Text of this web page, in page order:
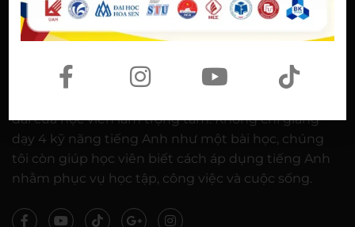
VỀ CHÚNG TÔI
WESET ENGLISH CENTER là trung tâm Anh ngữ áp
dài của học viên làm trọng tâm: Không chỉ giảng
dạy 4 kỹ năng tiếng Anh như một bài học, chúng
tôi còn giúp học viên biết cách áp dụng tiếng Anh
nhằm phục vụ học tập, công việc và cuộc sống.